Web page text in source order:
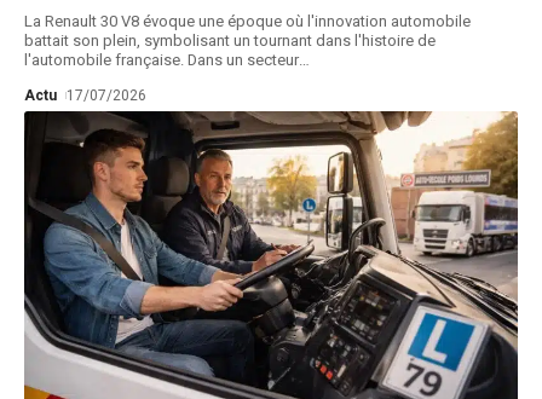
La Renault 30 V8 évoque une époque où l'innovation automobile
battait son plein, symbolisant un tournant dans l'histoire de
l'automobile française. Dans un secteur…
Actu 17/07/2026